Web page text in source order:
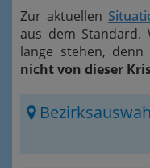
Zur aktuellen
aus dem Standard.
lange stehen, denn
nicht von dieser